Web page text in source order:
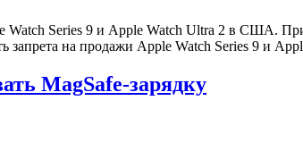
Series 9 и Apple Watch Ultra 2 в США.
запрета на продажи Apple Watch Series 9 и
MagSafe-зарядку